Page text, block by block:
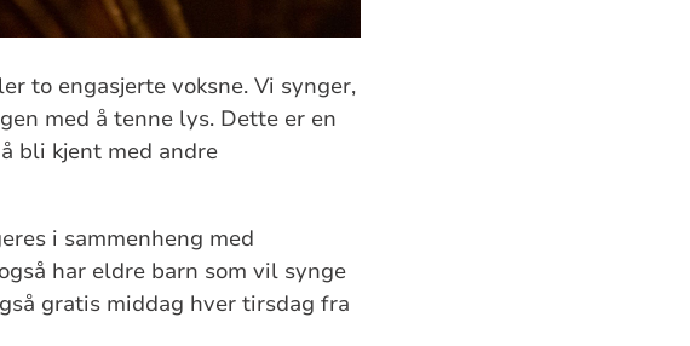
to engasjerte voksne. Vi synger,
med å tenne lys. Dette er en
bli kjent med andre
i sammenheng med
har eldre barn som vil synge
gratis middag hver tirsdag fra